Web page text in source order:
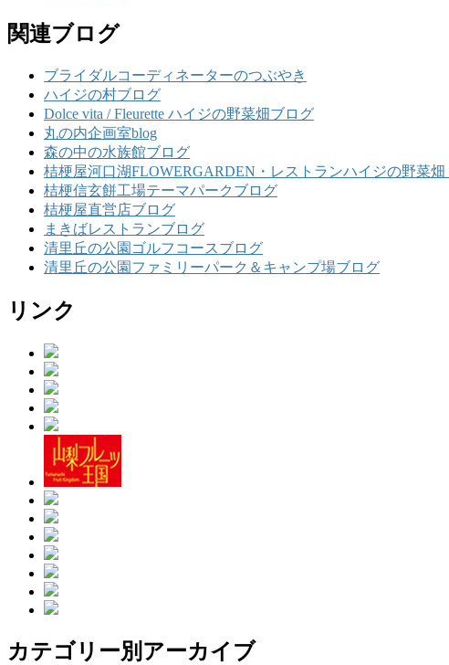
関連ブログ
ブライダルコーディネーターのつぶやき
ハイジの村ブログ
Dolce vita / Fleurette ハイジの野菜畑ブログ
丸の内企画室blog
森の中の水族館ブログ
桔梗屋河口湖FLOWERGARDEN・レストランハイジの野菜
桔梗信玄餅工場テーマパークブログ
桔梗屋直営店ブログ
まきばレストランブログ
清里丘の公園ゴルフコースブログ
清里丘の公園ファミリーパーク＆キャンプ場ブログ
リンク
カテゴリー別アーカイブ